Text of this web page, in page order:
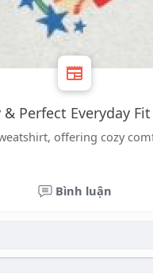
Perfect Everyday Fit
offering cozy
Bình luận